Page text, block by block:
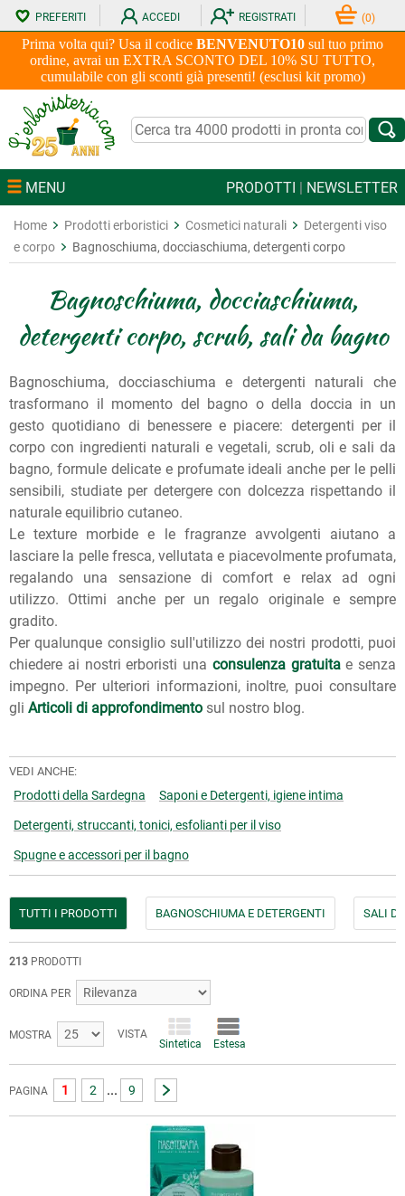
Prima volta qui? Usa il codice BENVENUTO10 sul tuo primo
ordine, avrai un EXTRA SCONTO DEL 10% SU TUTTO,
cumulabile con gli sconti già presenti! (esclusi kit promo)
PREFERITI ACCEDI REGISTRATI (0)
MENU PRODOTTI | NEWSLETTER
Home Prodotti erboristici Cosmetici naturali
Detergenti viso
e corpo
Bagnoschiuma, docciaschiuma, detergenti corpo
Bagnoschiuma, docciaschiuma,
detergenti corpo, scrub, sali da bagno
Bagnoschiuma, docciaschiuma e detergenti naturali che
trasformano il momento del bagno o della doccia in un
gesto quotidiano di benessere e piacere: detergenti per il
corpo con ingredienti naturali e vegetali, scrub, oli e sali da
bagno, formule delicate e profumate ideali anche per le pelli
sensibili, studiate per detergere con dolcezza rispettando il
naturale equilibrio cutaneo.
Le texture morbide e le fragranze avvolgenti aiutano a
lasciare la pelle fresca, vellutata e piacevolmente profumata,
regalando una sensazione di comfort e relax ad ogni
utilizzo. Ottimi anche per un regalo originale e sempre
gradito.
Per qualunque consiglio sull'utilizzo dei nostri prodotti, puoi
chiedere ai nostri erboristi una consulenza gratuitae senza
impegno. Per ulteriori informazioni, inoltre, puoi consultare
gli Articoli di approfondimento sul nostro blog.
VEDI ANCHE:
Prodotti della Sardegna Saponi e Detergenti, igiene intima
Detergenti, struccanti, tonici, esfolianti per il viso
Spugne e accessori per il bagno
TUTTI I PRODOTTI BAGNOSCHIUMA E DETERGENTI SALI
213 PRODOTTI
ORDINA PER
MOSTRA VISTA
Sintetica Estesa
PAGINA 1 2 ... 9